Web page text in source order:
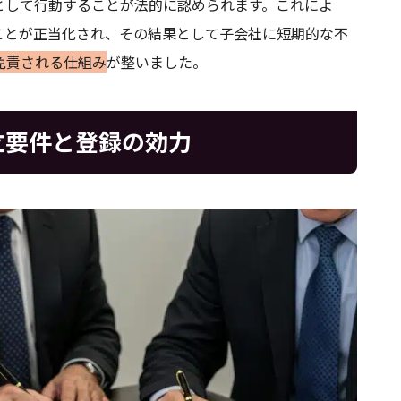
て行動することが法的に認められます。これによ
が正当化され、その結果として子会社に短期的な不
される仕組みが整いました。
件と登録の効力